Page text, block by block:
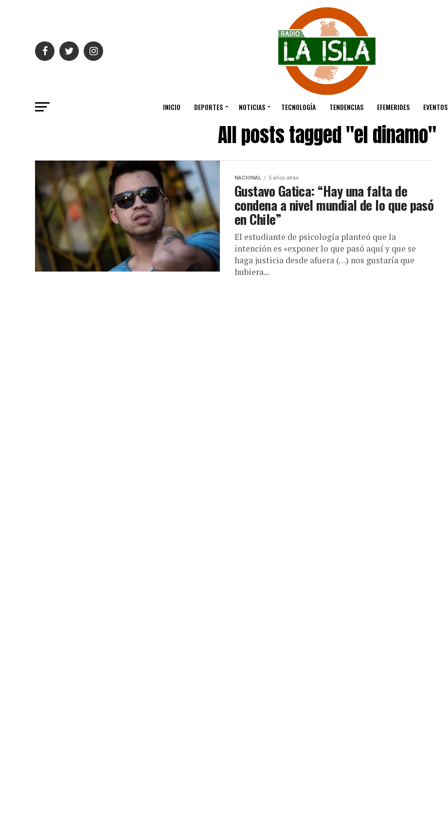
INICIO DEPORTES NOTICIAS TECNOLOGÍA TENDENCIAS EFEMERIDES EVENTOS
All posts tagged "el dinamo"
NACIONAL 5 años atras
Gustavo Gatica: “Hay una falta de
condena a nivel mundial de lo que pasó
en Chile”
El estudiante de psicología planteó que la
intención es «exponer lo que pasó aquí y que se
haga justicia desde afuera (…) nos gustaría que
hubiera...